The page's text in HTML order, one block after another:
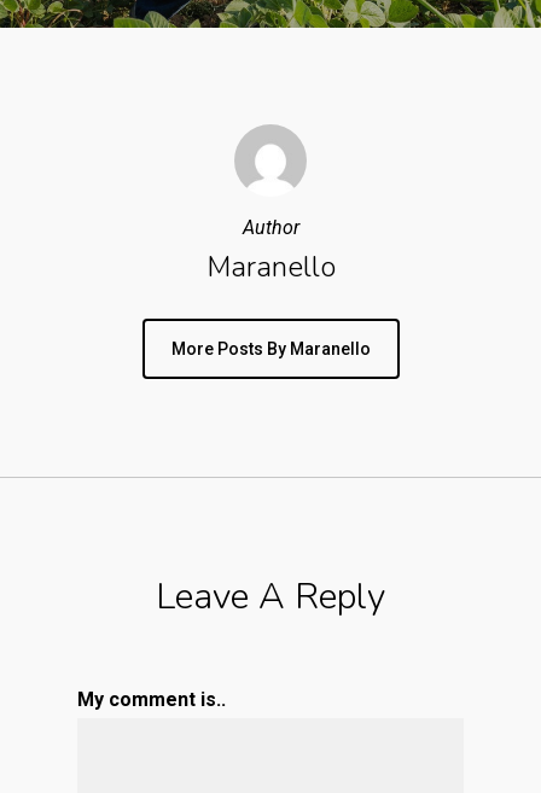
Author
Maranello
More Posts By Maranello
Leave A Reply
My comment is..